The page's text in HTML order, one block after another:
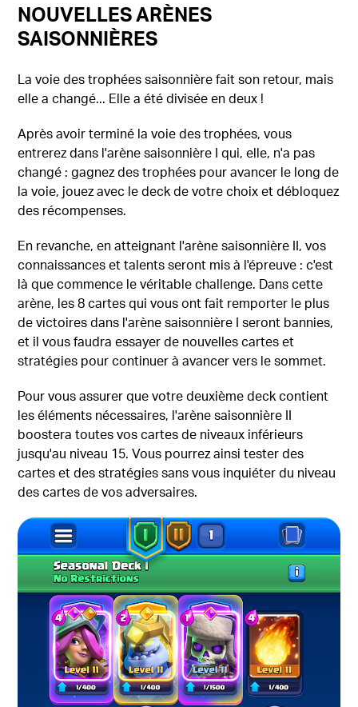
NOUVELLES ARÈNES
SAISONNIÈRES
La voie des trophées saisonnière fait son retour, mais
elle a changé... Elle a été divisée en deux !
Après avoir terminé la voie des trophées, vous
entrerez dans l'arène saisonnière I qui, elle, n'a pas
changé : gagnez des trophées pour avancer le long de
la voie, jouez avec le deck de votre choix et débloquez
des récompenses.
En revanche, en atteignant l'arène saisonnière II, vos
connaissances et talents seront mis à l'épreuve : c'est
là que commence le véritable challenge. Dans cette
arène, les 8 cartes qui vous ont fait remporter le plus
de victoires dans l'arène saisonnière I seront bannies,
et il vous faudra essayer de nouvelles cartes et
stratégies pour continuer à avancer vers le sommet.
Pour vous assurer que votre deuxième deck contient
les éléments nécessaires, l'arène saisonnière II
boostera toutes vos cartes de niveaux inférieurs
jusqu'au niveau 15. Vous pourrez ainsi tester des
cartes et des stratégies sans vous inquiéter du niveau
des cartes de vos adversaires.